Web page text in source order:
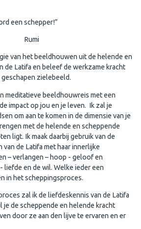
een schepper!”
van het beeldhouwen uit de helende en
de Latifa en beleef de werkzame kracht
zielebeeld.
meditatieve beeldhouwreis met een
impact op jou en je leven. Ik zal je
om aan te komen in de dimensie van je
met de helende en scheppende
ligt. Ik maak daarbij gebruik van de
de Latifa met haar innerlijke
– verlangen – hoop - geloof en
liefde en de wil. Welke ieder een
in het scheppingsproces.
zal ik de liefdeskennis van de Latifa
je de scheppende en helende kracht
door ze aan den lijve te ervaren en er